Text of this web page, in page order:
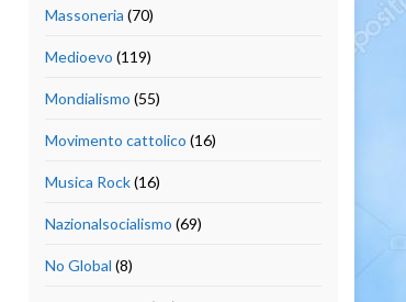
Massoneria (70)
Medioevo (119)
Mondialismo (55)
Movimento cattolico (16)
Musica Rock(16)
Nazionalsocialismo (69)
No Global (8)